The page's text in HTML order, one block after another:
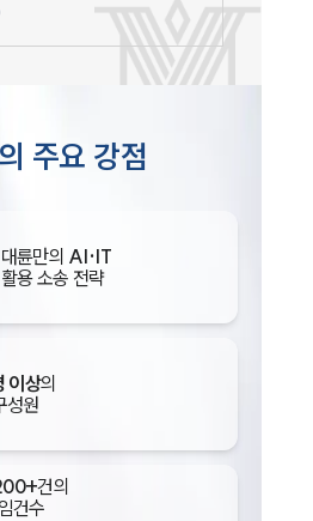
주요 강점
륜만의 AI·IT
용 소송 전략
이상의
성원
건의
건수